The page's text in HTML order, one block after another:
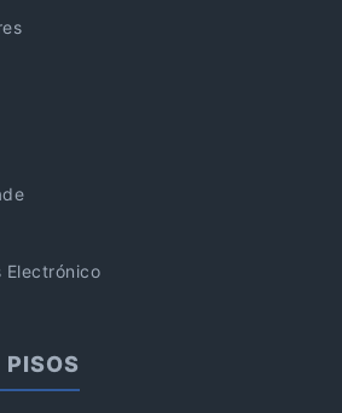
Electrónico
PISOS